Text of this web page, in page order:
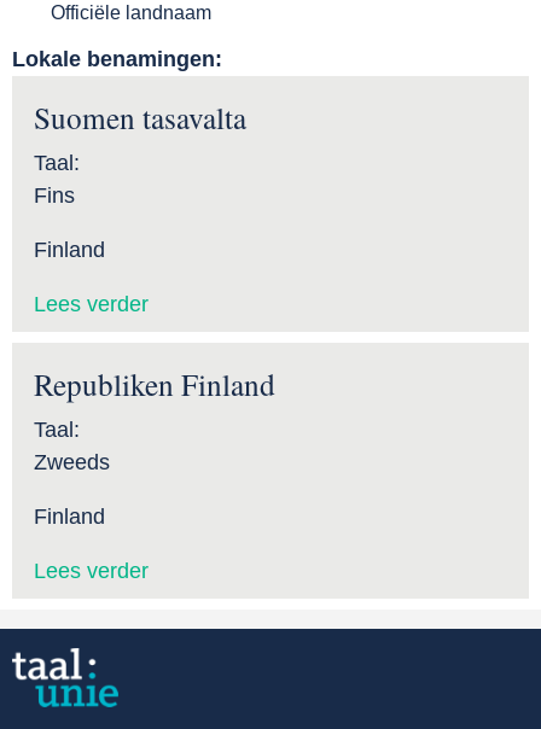
Officiële landnaam
Lokale benamingen:
Suomen tasavalta
Taal:
Fins
Finland
Lees verder
Republiken Finland
Taal:
Zweeds
Finland
Lees verder